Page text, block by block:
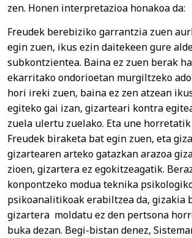
zen. Honen interpretazioa honakoa da:
Freudek berebiziko garrantzia zuen
egin zuen, ikus ezin daitekeen gure
subkontzientea. Baina ez zuen berak
ekarritako ondorioetan murgiltzeko
hori ireki zuen, baina ez zen atzean
egiteko gai izan, gizarteari kontra
zuela ulertu zuelako. Eta une
Freudek biraketa bat egin zuen, eta
gizartearen arteko gatazkan arazoa
zioen, gizartera ez egokitzeagatik.
konpontzeko modua teknika
psikoanalitikoak erabiltzea da, gizakia
gizartera moldatu ez den pertsona
buka dezan. Begi-bistan denez,